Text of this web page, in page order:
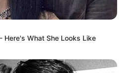
Here's What She Looks Like